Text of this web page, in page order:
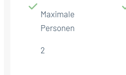
Maximale
Personen
2